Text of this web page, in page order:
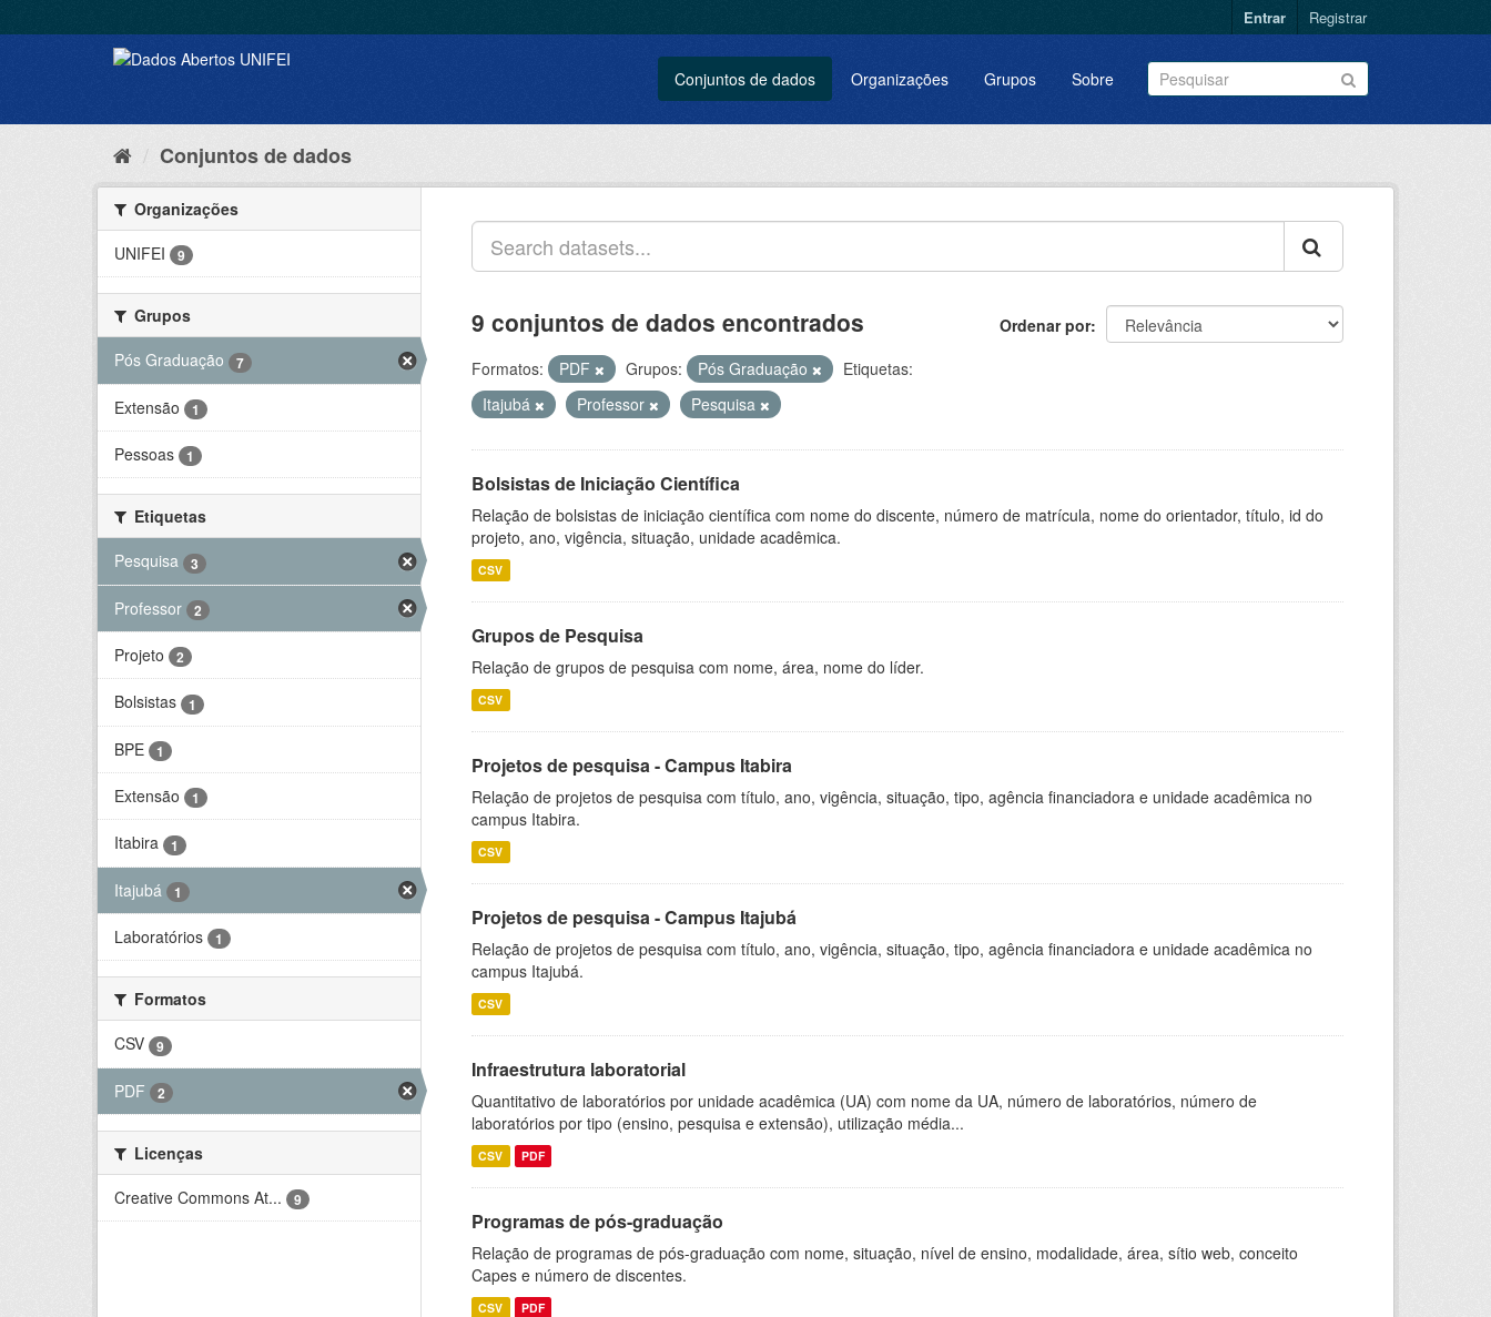
Entrar Registrar
Conjuntos de dados Organizações Grupos Sobre
Conjuntos de dados
Organizações
UNIFEI
9
Grupos
Pós Graduação
7
Extensão 1
Pessoas 1
Etiquetas
Pesquisa
3
Professor 2
Projeto 2
Bolsistas 1
BPE 1
Extensão 1
Itabira 1
Itajubá 1
Laboratórios 1
Formatos
CSV
9
PDF 2
Licenças
Creative Commons At...
9
Ordenar por
9 conjuntos de dados encontrados
Formatos: PDF Grupos: Pós Graduação
Etiquetas:
Itajubá
Professor Pesquisa
Bolsistas de Iniciação Científica
Relação de bolsistas de iniciação científica com nome do discente, número de matrícula, nome do orientador, título, id do
projeto, ano, vigência, situação, unidade acadêmica.
CSV
Grupos de Pesquisa
Relação de grupos de pesquisa com nome, área, nome do líder.
CSV
Projetos de pesquisa - Campus Itabira
Relação de projetos de pesquisa com título, ano, vigência, situação, tipo, agência financiadora e unidade acadêmica no
campus Itabira.
CSV
Projetos de pesquisa - Campus Itajubá
Relação de projetos de pesquisa com título, ano, vigência, situação, tipo, agência financiadora e unidade acadêmica no
campus Itajubá.
CSV
Infraestrutura laboratorial
Quantitativo de laboratórios por unidade acadêmica (UA) com nome da UA, número de laboratórios, número de
laboratórios por tipo (ensino, pesquisa e extensão), utilização média...
CSV PDF
Programas de pós-graduação
Relação de programas de pós-graduação com nome, situação, nível de ensino, modalidade, área, sítio web, conceito
Capes e número de discentes.
CSV PDF